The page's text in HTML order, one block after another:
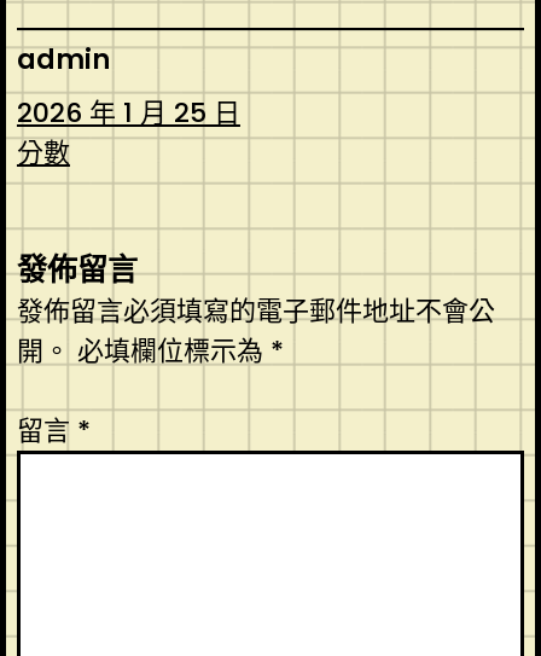
admin
2026 年 1 月 25 日
分數
發佈留言
發佈留言必須填寫的電子郵件地址不會公
開。 必填欄位標示為 *
留言 *